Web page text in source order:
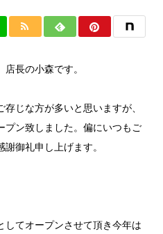
長の小森です。
じな方が多いと思いますが、
プン致しました。偏にいつもご
御礼申し上げます。
してオープンさせて頂き今年は